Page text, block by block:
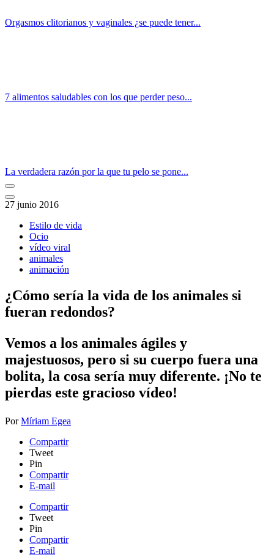
Orgasmos clitorianos y vaginales ¿se puede tener...
7 alimentos saludables con los que perder peso...
La verdadera razón por la que tu pelo se pone...
27 junio 2016
Estilo de vida
Ocio
vídeo viral
animales
animación
¿Cómo sería la vida de los animales si
fueran redondos?
​Vemos a los animales ágiles y
majestuosos, pero si su cuerpo fuera una
bolita, la cosa sería muy diferente. ¡No te
pierdas este gracioso vídeo!
PorMíriam Egea
Compartir
Tweet
Pin
Compartir
E-mail
Compartir
Tweet
Pin
Compartir
E-mail